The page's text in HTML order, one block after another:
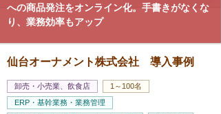
への商品発注をオンライン化。手書きがなくな
り、業務効率もアップ
仙台オーナメント株式会社 導入事例
卸売・小売業、飲食店
1～100名
ERP・基幹業務・業務管理